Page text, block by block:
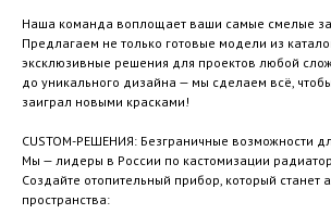
Наша команда воплощает ваши самые смелые
Предлагаем не только готовые модели из
эксклюзивные решения для проектов любой
до уникального дизайна — мы сделаем всё,
заиграл новыми красками!
CUSTOM-РЕШЕНИЯ: Безграничные возможности
Мы — лидеры в России по кастомизации
Создайте отопительный прибор, который станет
пространства: